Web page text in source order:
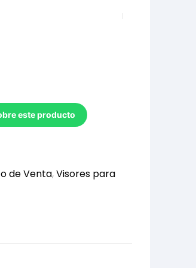
este producto
de Venta,Visores para